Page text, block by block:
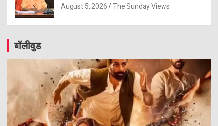
August 5, 2026 The Sunday Views
बॉलीवुड